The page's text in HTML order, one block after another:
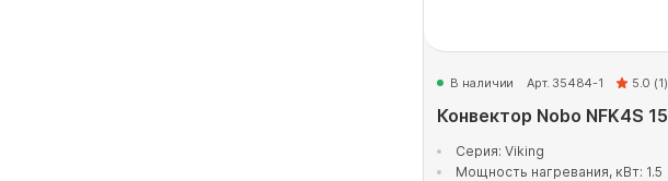
В наличии Арт. 35484-1 5.0 (1)
Конвектор Nobo NFK4S 15
Серия: Viking
Мощность нагревания, кВт: 1.5